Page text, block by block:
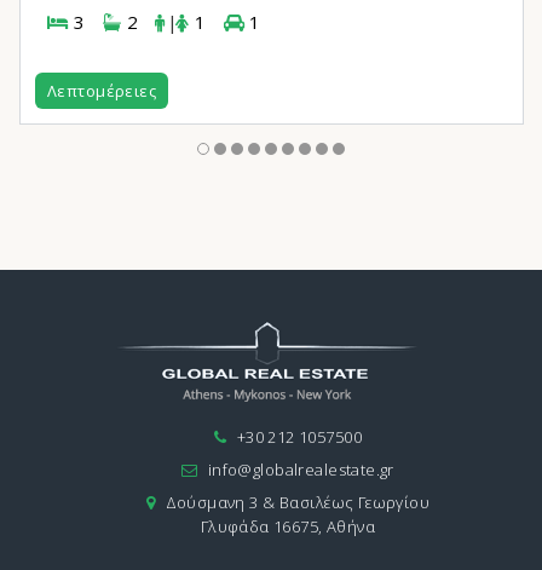
3
2 | 1 1
Λεπτομέρειες
+30 212 1057500
info@globalrealestate.gr
Δούσμανη 3 & Βασιλέως Γεωργίου
Γλυφάδα 16675, Αθήνα